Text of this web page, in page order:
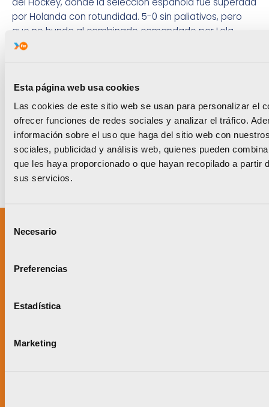
Esta página web usa cookies
Las cookies de este sitio web se usan para personalizar el
ofrecer funciones de redes sociales y analizar el tráfico.
información sobre el uso que haga del sitio web con
sociales, publicidad y análisis web, quienes pueden
que les haya proporcionado o que hayan recopilado a partir
sus servicios.
Necesario
Preferencias
Estadística
Marketing
por Holanda con rotundidad. 5-0 sin paliativos, pero
que no hunde al combinado comandado por Lola
Riera, que aún tiene muchas opciones de clasificarse